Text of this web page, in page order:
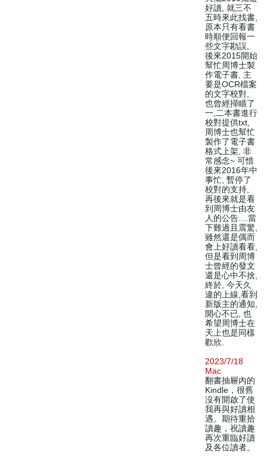
好讀, 就三不
五時來此找書,
原本只有看書
時順便回報一
些文字勘誤,
後來2015開始
幫忙周博士製
作電子書, 主
要是OCR檔案
的文字校對,
也曾經掃瞄了
一,二本書進行
校對提供txt,
周博士也幫忙
製作了電子書
格式上架, 非
常感念~ 可惜
後來2016年中
事忙, 暫停了
校對的支持,
再後來就是看
到周博士由友
人的公告....當
下難過且震驚,
雖然還是偶而
會上好讀看看,
但是看到周博
士曾經的發文
還是心中不捨,
終於, 今天久
違的上線,看到
新版主的通知,
開心不已, 也
希望周博士在
天上也是同樣
歡欣.
2023/7/18
Mac
翻書抽屜內的
Kindle，很舊
沒有開啟了使
我再與好讀相
遇。期待重拾
讀趣，祝讀趣
再次重臨好讀
及各位讀者。